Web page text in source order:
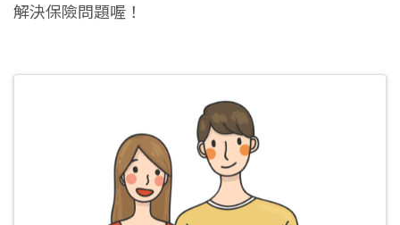
解決保險問題喔！